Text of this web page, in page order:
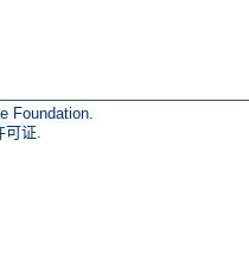
Foundation.
可证.